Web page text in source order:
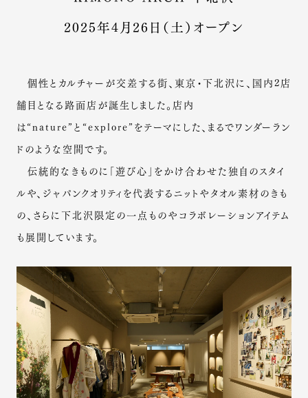
2025年4月26日（土）オープン
個性とカルチャーが交差する街、東京・下北沢に、国内2店
舗目となる路面店が誕生しました。店内
は“nature”と“explore”をテーマにした、まるでワンダーラン
ドのような空間です。
伝統的なきものに「遊び心」をかけ合わせた独自のスタイ
ルや、ジャパンクオリティを代表するニットやタオル素材のきも
の、さらに下北沢限定の一点ものやコラボレーションアイテム
も展開しています。